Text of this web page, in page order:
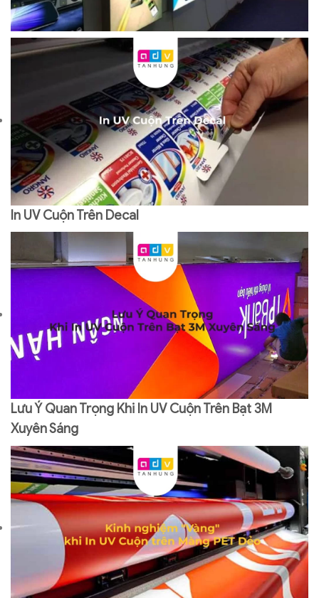
In UV Cuộn Trên Decal
Lưu Ý Quan Trọng Khi In UV Cuộn Trên Bạt 3M
Xuyên Sáng